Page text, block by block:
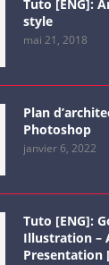
Tuto [ENG]:
style
mai 21, 2018
Plan
Photoshop
janvier 6, 2022
Tuto [ENG]:
Illustration –
Presentation